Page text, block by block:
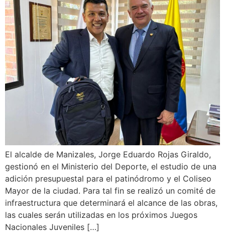
El alcalde de Manizales, Jorge Eduardo Rojas Giraldo,
gestionó en el Ministerio del Deporte, el estudio de una
adición presupuestal para el patinódromo y el Coliseo
Mayor de la ciudad. Para tal fin se realizó un comité de
infraestructura que determinará el alcance de las obras,
las cuales serán utilizadas en los próximos Juegos
Nacionales Juveniles […]